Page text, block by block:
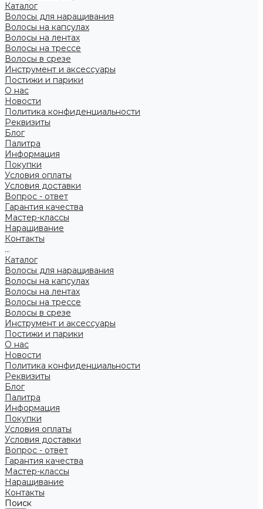
Каталог
Волосы для наращивания
Волосы на капсулах
Волосы на лентах
Волосы на трессе
Волосы в срезе
Инструмент и аксессуары
Постижи и парики
О нас
Новости
Политика конфиденциальности
Реквизиты
Блог
Палитра
Информация
Покупки
Условия оплаты
Условия доставки
Вопрос - ответ
Гарантия качества
Мастер-классы
Наращивание
Контакты
...
Каталог
Волосы для наращивания
Волосы на капсулах
Волосы на лентах
Волосы на трессе
Волосы в срезе
Инструмент и аксессуары
Постижи и парики
О нас
Новости
Политика конфиденциальности
Реквизиты
Блог
Палитра
Информация
Покупки
Условия оплаты
Условия доставки
Вопрос - ответ
Гарантия качества
Мастер-классы
Наращивание
Контакты
Поиск